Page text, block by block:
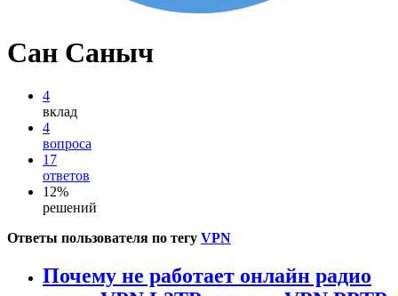
Сан Саныч
4
вклад
4
вопроса
17
ответов
12%
решений
Ответы пользователя по тегу VPN
Почему не работает онлайн радио